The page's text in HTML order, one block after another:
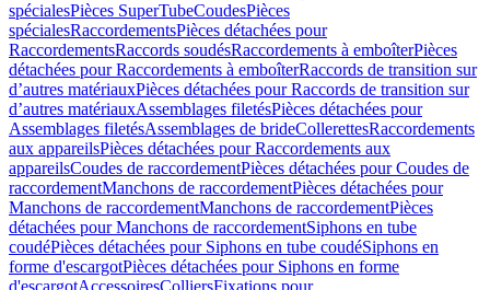
spécialesPièces SuperTubeCoudesPièces
spécialesRaccordementsPièces détachées pour
RaccordementsRaccords soudésRaccordements à emboîterPièces
détachées pour Raccordements à emboîterRaccords de transition sur
d’autres matériauxPièces détachées pour Raccords de transition sur
d’autres matériauxAssemblages filetésPièces détachées pour
Assemblages filetésAssemblages de brideCollerettesRaccordements
aux appareilsPièces détachées pour Raccordements aux
appareilsCoudes de raccordementPièces détachées pour Coudes de
raccordementManchons de raccordementPièces détachées pour
Manchons de raccordementManchons de raccordementPièces
détachées pour Manchons de raccordementSiphons en tube
coudéPièces détachées pour Siphons en tube coudéSiphons en
forme d'escargotPièces détachées pour Siphons en forme
d'escargotAccessoiresColliersFixations pour